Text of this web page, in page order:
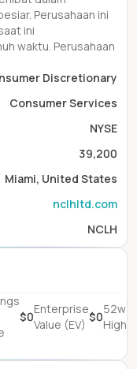
Perusahaan ini
ini
waktu. Perusahaan
Discretionary
Consumer Services
NYSE
39,200
Miami, United States
nclhltd.com
NCLH
$0
Enterprise
Value (EV)
$0
52w
High